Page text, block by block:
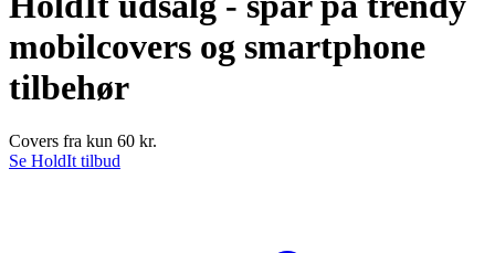
mobilcovers og smartphone
tilbehør
Covers fra kun 60 kr.
Se HoldIt tilbud